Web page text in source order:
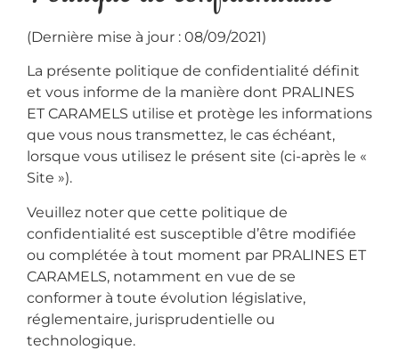
(Dernière mise à jour : 08/09/2021)
La présente politique de confidentialité définit
et vous informe de la manière dont PRALINES
ET CARAMELS utilise et protège les informations
que vous nous transmettez, le cas échéant,
lorsque vous utilisez le présent site (ci-après le «
Site »).
Veuillez noter que cette politique de
confidentialité est susceptible d’être modifiée
ou complétée à tout moment par PRALINES ET
CARAMELS, notamment en vue de se
conformer à toute évolution législative,
réglementaire, jurisprudentielle ou
technologique.